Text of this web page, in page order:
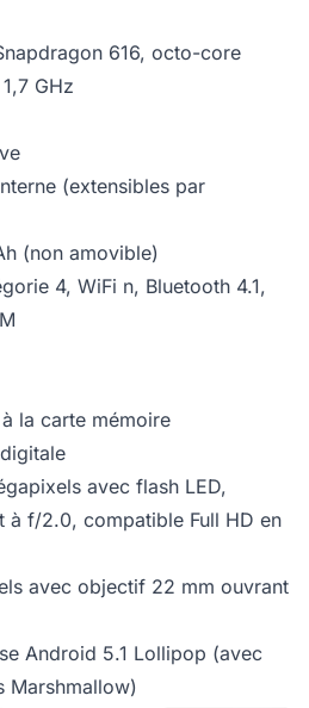
616, octo-core
GHz
(extensibles par
(non amovible)
4, WiFi n, Bluetooth 4.1,
la carte mémoire
avec flash LED,
f/2.0, compatible Full HD en
avec objectif 22 mm ouvrant
Android 5.1 Lollipop (avec
Marshmallow)